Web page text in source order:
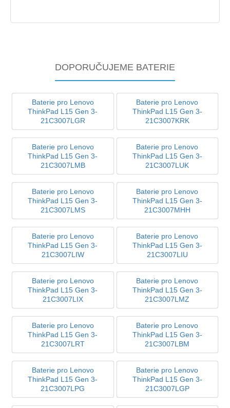
DOPORUČUJEME BATERIE
Baterie pro Lenovo
ThinkPad L15 Gen 3-
21C3007LGR
Baterie pro Lenovo
ThinkPad L15 Gen 3-
21C3007KRK
Baterie pro Lenovo
ThinkPad L15 Gen 3-
21C3007LMB
Baterie pro Lenovo
ThinkPad L15 Gen 3-
21C3007LUK
Baterie pro Lenovo
ThinkPad L15 Gen 3-
21C3007LMS
Baterie pro Lenovo
ThinkPad L15 Gen 3-
21C3007MHH
Baterie pro Lenovo
ThinkPad L15 Gen 3-
21C3007LIW
Baterie pro Lenovo
ThinkPad L15 Gen 3-
21C3007LIU
Baterie pro Lenovo
ThinkPad L15 Gen 3-
21C3007LIX
Baterie pro Lenovo
ThinkPad L15 Gen 3-
21C3007LMZ
Baterie pro Lenovo
ThinkPad L15 Gen 3-
21C3007LRT
Baterie pro Lenovo
ThinkPad L15 Gen 3-
21C3007LBM
Baterie pro Lenovo
ThinkPad L15 Gen 3-
21C3007LPG
Baterie pro Lenovo
ThinkPad L15 Gen 3-
21C3007LGP